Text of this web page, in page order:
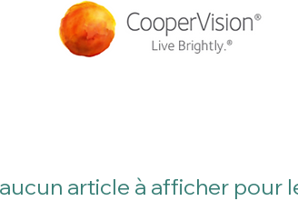
article à afficher pour